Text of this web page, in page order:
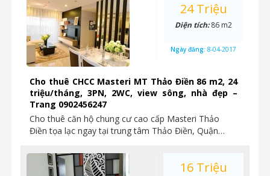
Cho thuê CHCC Masteri MT Thảo Điền 86 m2, 24
triệu/tháng, 3PN, 2WC, view sông, nhà đẹp –
Trang 0902456247
Cho thuê căn hộ chung cư cao cấp Masteri Thảo
Điền tọa lạc ngay tại trung tâm Thảo Điền, Quận…
24 Triệu
Diện tích:86 m2
Ngày đăng: 8-04-2017
16 Triệu